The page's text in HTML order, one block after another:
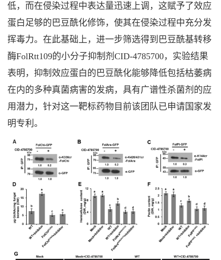
低，而在侵染过程中表达量迅速上调，这赋予了效应
蛋白足够的巴豆酰化修饰，使其在侵染过程中充分发
挥毒力。在此基础上，进一步筛选得到巴豆酰基转移
酶FolRtt109的小分子抑制剂CID-4785700，实验结果
表明，抑制效应蛋白的巴豆酰化能够降低包括枯萎病
在内的多种真菌病害的发病，具有广谱性杀菌剂的应
用潜力，针对这一靶标药物目前该团队已申请国家发
明专利。